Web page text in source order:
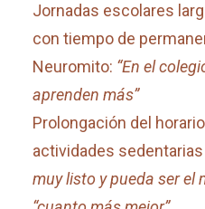
Jornadas escolares
con tiempo de
Neuromito: “En el
aprenden más”
Prolongación del
actividades sedentarias
muy listo y pueda ser el